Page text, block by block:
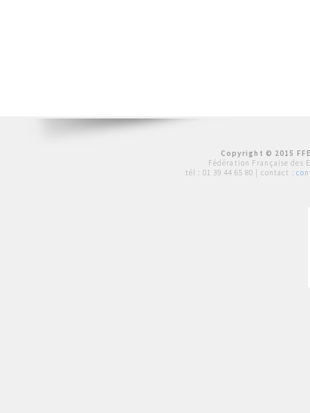
Copyright © 2015
Fédération Française des
tél : 01 39 44 65 80 | contact :